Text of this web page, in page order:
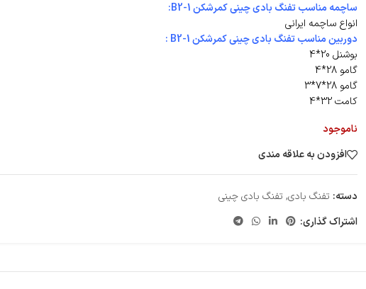
ساچمه مناسب تفنگ بادی چینی کمرشکن B2-1:
انواع ساچمه ایرانی
دوربین مناسب تفنگ بادی چینی کمرشکن B2-1 :
بوشنل 20*4
گامو 28*4
گامو 28*7*3
کامت 32*4
ناموجود
افزودن به علاقه مندی
دسته: تفنگ بادی, تفنگ بادی چینی
اشتراک گذاری: